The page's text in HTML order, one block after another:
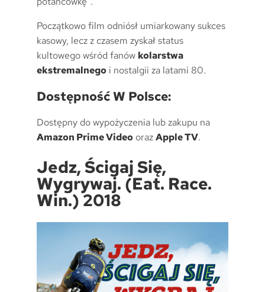
Początkowo film odniósł umiarkowany sukces
kasowy, lecz z czasem zyskał status
kultowego wśród fanów kolarstwa
ekstremalnego i nostalgii za latami 80.
Dostępność W Polsce:
Dostępny do wypożyczenia lub zakupu na
Amazon Prime Video orazApple TV.
Jedz, Ścigaj Się,
Wygrywaj. (Eat. Race.
Win.) 2018